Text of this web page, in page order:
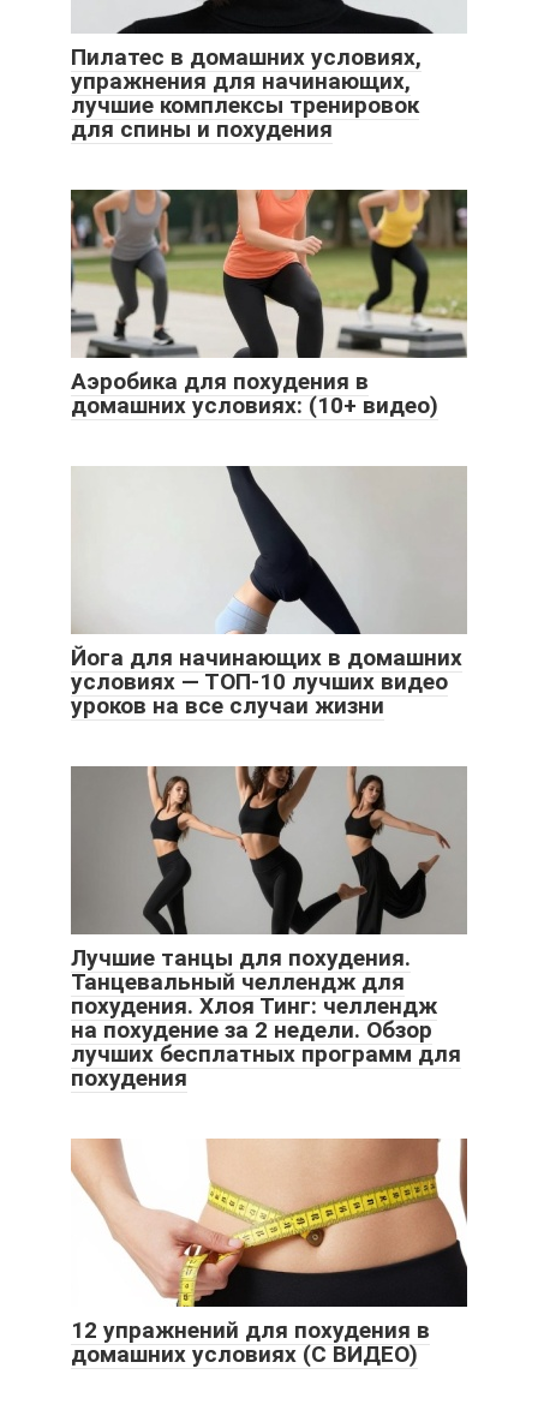
Пилатес в домашних условиях,
упражнения для начинающих,
лучшие комплексы тренировок
для спины и похудения
Аэробика для похудения в
домашних условиях: (10+ видео)
Йога для начинающих в домашних
условиях — ТОП-10 лучших видео
уроков на все случаи жизни
Лучшие танцы для похудения.
Танцевальный челлендж для
похудения. Хлоя Тинг: челлендж
на похудение за 2 недели. Обзор
лучших бесплатных программ для
похудения
12 упражнений для похудения в
домашних условиях (С ВИДЕО)